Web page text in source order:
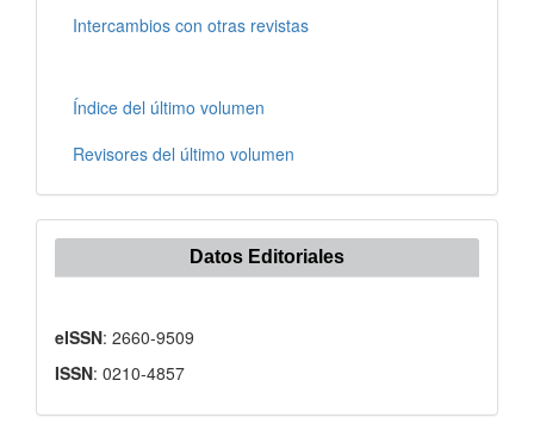
Intercambios con otras revistas
Índice del último volumen
Revisores del último volumen
Datos Editoriales
eISSN: 2660-9509
ISSN: 0210-4857